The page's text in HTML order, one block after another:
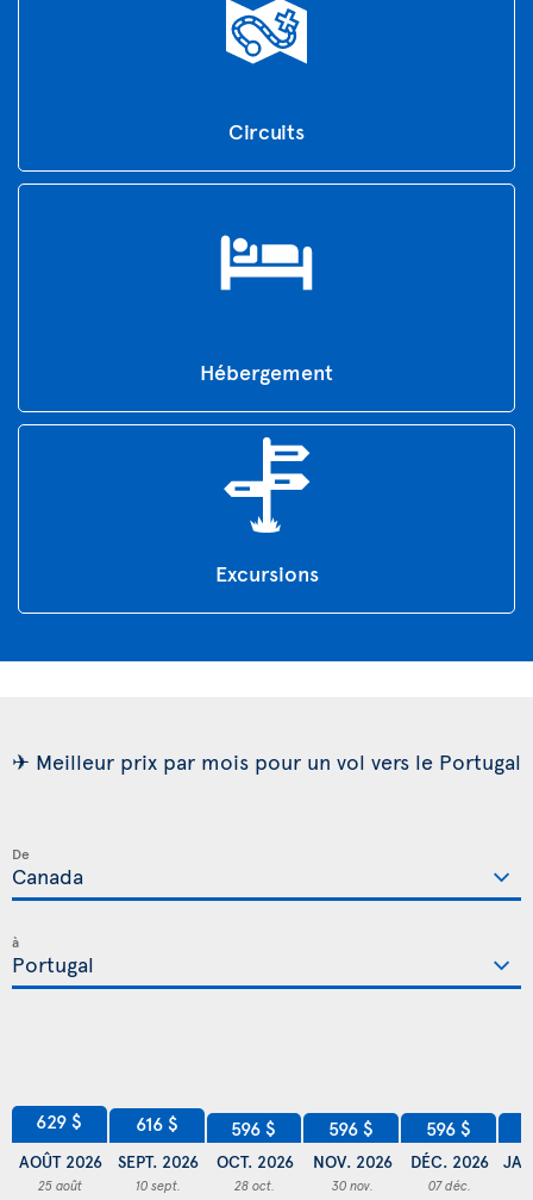
Circuits
Hébergement
Excursions
✈ Meilleur prix par mois pour un vol vers le Portugal
De
à
629 $
AOÛT 2026
25 août
616 $
SEPT. 2026
10 sept.
596 $
OCT. 2026
28 oct.
596 $
NOV. 2026
30 nov.
596 $
DÉC. 2026
07 déc.